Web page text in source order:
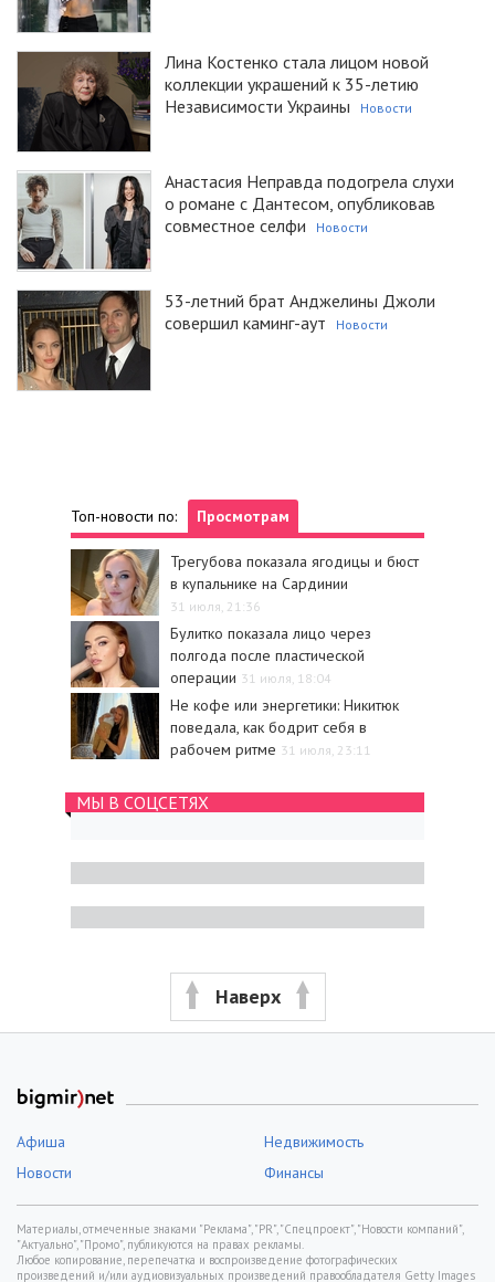
Лина Костенко стала лицом новой
коллекции украшений к 35-летию
Независимости Украины
Новости
Анастасия Неправда подогрела слухи
о романе с Дантесом, опубликовав
совместное селфи
Новости
53-летний брат Анджелины Джоли
совершил каминг-аут
Новости
Топ-новости по: Просмотрам
Трегубова показала ягодицы и бюст
в купальнике на Сардинии
31 июля, 21:36
Булитко показала лицо через
полгода после пластической
операции 31 июля, 18:04
Не кофе или энергетики: Никитюк
поведала, как бодрит себя в
рабочем ритме 31 июля, 23:11
МЫ В СОЦСЕТЯХ
Наверх
Афиша
Недвижимость
Новости
Финансы
Материалы, отмеченные знаками "Реклама", "PR", "Спецпроект", "Новости компаний",
"Актуально", "Промо", публикуются на правах рекламы.
Любое копирование, перепечатка и воспроизведение фотографических
произведений и/или аудиовизуальных произведений правообладателя Getty Images